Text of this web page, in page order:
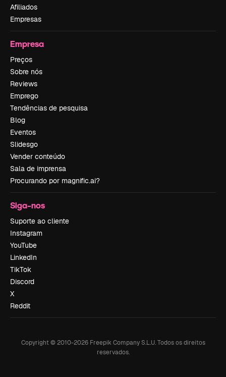
Afiliados
Empresas
Empresa
Preços
Sobre nós
Reviews
Emprego
Tendências de pesquisa
Blog
Eventos
Slidesgo
Vender conteúdo
Sala de imprensa
Procurando por magnific.ai?
Siga-nos
Suporte ao cliente
Instagram
YouTube
LinkedIn
TikTok
Discord
X
Reddit
Copyright © 2010-2026Freepik Company S.L.U. Todos os direitos
reservados.